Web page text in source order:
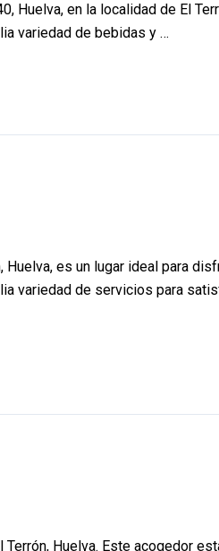
Huelva, en la localidad de El
variedad de bebidas y …
Huelva, es un lugar ideal para
variedad de servicios para
Terrón, Huelva. Este acogedor